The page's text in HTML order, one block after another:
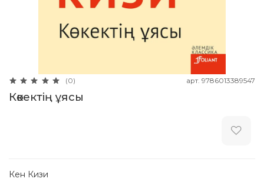
(0) арт. 9786013389547
Көкектің ұясы
Кен Кизи